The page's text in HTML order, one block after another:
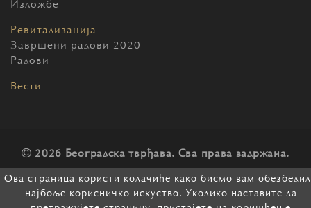
Ова страница користи колачиће како бисмо вам
најбоље корисничко искуство. Уколико наставите да
Изложбе
Ревитализација
Завршени радови 2020
Радови
Вести
2026 Београдска тврђава. Сва права задржана.